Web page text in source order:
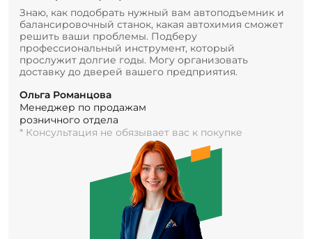
Знаю, как подобрать нужный вам автоподъемник и
балансировочный станок, какая автохимия сможет
решить ваши проблемы. Подберу
профессиональный инструмент, который
прослужит долгие годы. Могу организовать
доставку до дверей вашего предприятия.
Ольга Романцова
Менеджер по продажам
розничного отдела
* Консультация не обязывает вас к покупке